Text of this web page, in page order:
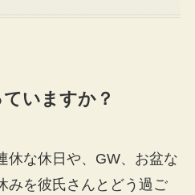
いますか？
休な休日や、GW、お盆な
みを彼氏さんとどう過ご